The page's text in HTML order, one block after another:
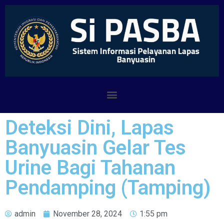
Deteksi Dini, Lapas
Banyuasin Gelar Tes
Urine Bagi Tahanan
Pendamping (Tamping)
admin November 28, 2024
1:55 pm